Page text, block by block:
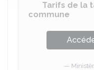
Tarifs de la
commune